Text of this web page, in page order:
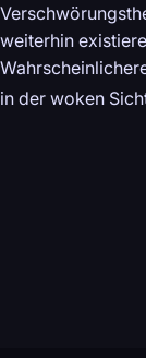
weiterhin
in der woken